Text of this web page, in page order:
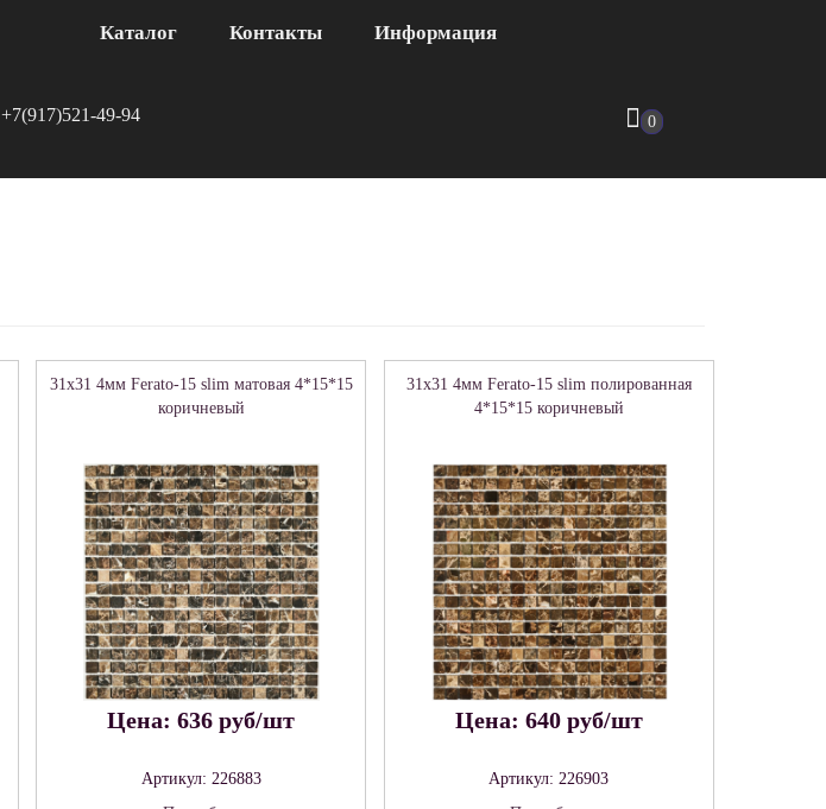
Каталог Контакты Информация
+7(917)521-49-94 0
31x31 4мм Ferato-15 slim матовая 4*15*15
коричневый
Цена: 636 руб/шт
Артикул: 226883
31x31 4мм Ferato-15 slim полированная
4*15*15 коричневый
Цена: 640 руб/шт
Артикул: 226903